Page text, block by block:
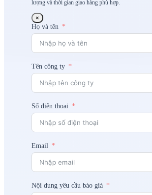
lượng và thời gian giao hàng phù hợp.
×
Họ và tên
Tên công ty
Số điện thoại
Email
Nội dung yêu cầu báo giá